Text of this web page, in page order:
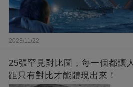
2023/11/22
25張罕見對比圖，每一個都讓
距只有對比才能體現出來！